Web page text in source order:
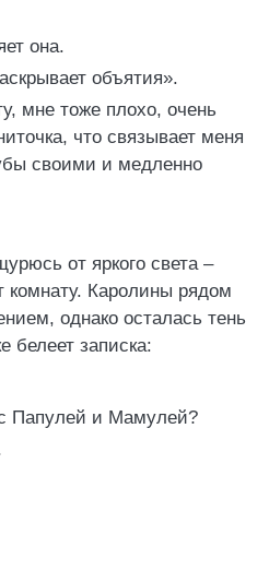
она.
объятия».
мне тоже плохо, очень
что связывает меня
своими и медленно
от яркого света –
комнату. Каролины рядом
однако осталась тень
белеет записка:
Папулей и Мамулей?